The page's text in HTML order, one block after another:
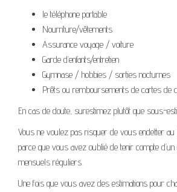
le téléphone portable
Nourriture/vêtements
Assurance voyage / voiture
Garde d’enfants/entretien
Gymnase / hobbies / sorties nocturnes
Prêts ou remboursements de cartes de
En cas de doute, surestimez plutôt que sous-
Vous ne voulez pas risquer de vous endetter
parce que vous avez oublié de tenir compte
mensuels réguliers.
Une fois que vous avez des estimations pour